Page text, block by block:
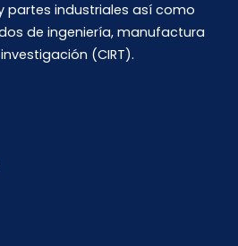
partes industriales así como
de ingeniería, manufactura
(CIRT).